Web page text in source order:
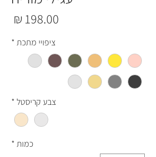
ציפויי מתכת *
צבע קריסטל *
כמות *